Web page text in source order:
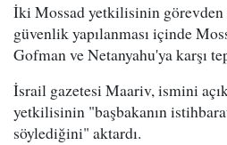
İki Mossad yetkilisinin görevden
güvenlik yapılanması içinde
Gofman ve Netanyahu'ya karşı
İsrail gazetesi Maariv, ismini
yetkilisinin "başbakanın
söylediğini" aktardı.